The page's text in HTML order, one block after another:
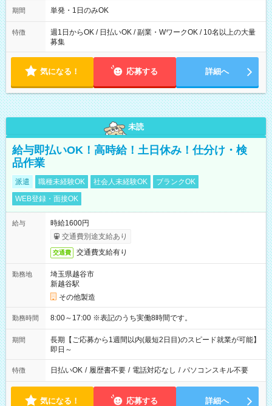
期間 単発・1日のみOK
特徴
週1日からOK / 日払いOK / 副業・WワークOK / 10名以上の大量
募集
気になる！ 応募する 詳細へ
未読
給与即払いOK！高時給！土日休み！仕分け・検
品作業
派遣 職種未経験OK 社会人未経験OK
ブランクOK
WEB登録・面接OK
給与
時給1600円
交通費別途支給あり
交通費 交通費支給有り
勤務地
埼玉県越谷市
新越谷駅
その他製造
勤務時間 8:00～17:00 ※表記のうち実働8時間です。
期間
長期【ご応募から1週間以内(最短2日目)のスピード就業が可能】
即日～
特徴 日払いOK / 履歴書不要 / 電話対応なし / パソコンスキル不要
気になる！ 応募する 詳細へ